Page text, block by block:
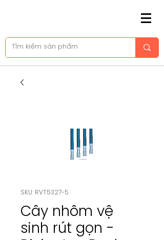
SKU: RVT5327-5
Cây nhôm vệ
sinh rút gọn -